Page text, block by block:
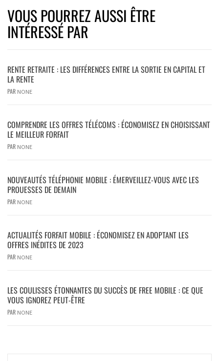
VOUS POURREZ AUSSI ÊTRE
INTÉRESSÉ PAR
RENTE RETRAITE : LES DIFFÉRENCES ENTRE LA SORTIE EN CAPITAL ET
LA RENTE
PAR NONE
COMPRENDRE LES OFFRES TÉLÉCOMS : ÉCONOMISEZ EN CHOISISSANT
LE MEILLEUR FORFAIT
PAR NONE
NOUVEAUTÉS TÉLÉPHONIE MOBILE : ÉMERVEILLEZ-VOUS AVEC LES
PROUESSES DE DEMAIN
PAR NONE
ACTUALITÉS FORFAIT MOBILE : ÉCONOMISEZ EN ADOPTANT LES
OFFRES INÉDITES DE 2023
PAR NONE
LES COULISSES ÉTONNANTES DU SUCCÈS DE FREE MOBILE : CE QUE
VOUS IGNOREZ PEUT-ÊTRE
PAR NONE